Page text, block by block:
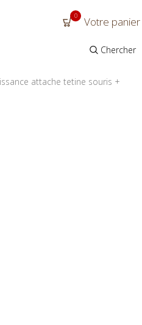
0 Votre panier
Chercher
attache tetine souris +